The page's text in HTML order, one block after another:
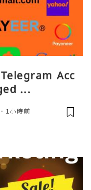
Acc
...
1小時前